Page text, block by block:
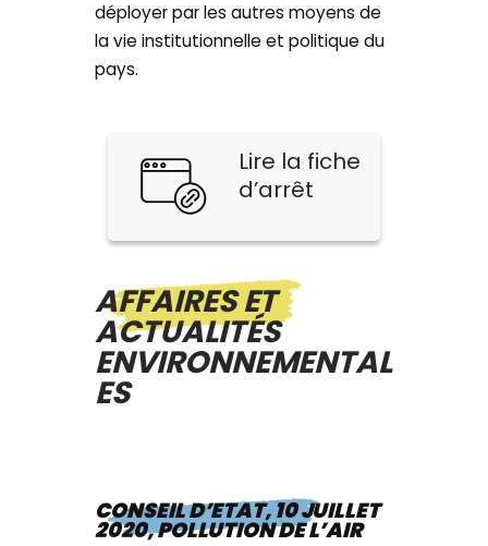
déployer par les autres moyens de
la vie institutionnelle et politique du
pays.
Lire la fiche
d’arrêt
AFFAIRES ET
ACTUALITÉS
ENVIRONNEMENTAL
ES
CONSEIL D’ETAT, 10 JUILLET
2020, POLLUTION DE L’AIR